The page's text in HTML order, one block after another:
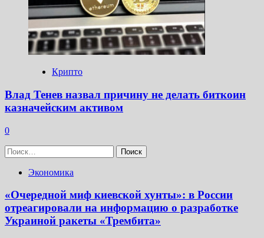
Крипто
Влад Тенев назвал причину не делать биткоин
казначейским активом
0
Найти:
Экономика
«Очередной миф киевской хунты»: в России
отреагировали на информацию о разработке
Украиной ракеты «Трембита»